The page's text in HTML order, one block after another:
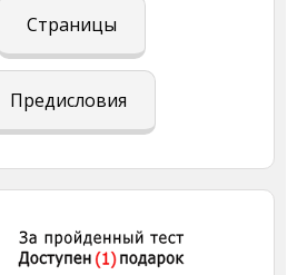
Страницы
Предисловия